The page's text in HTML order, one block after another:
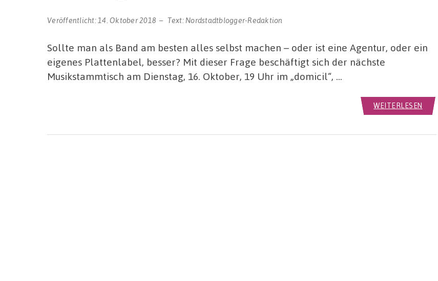
Veröffentlicht: 14. Oktober 2018 Text: Nordstadtblogger-Redaktion
Sollte man als Band am besten alles selbst machen – oder ist eine Agentur, oder ein
eigenes Plattenlabel, besser? Mit dieser Frage beschäftigt sich der nächste
Musikstammtisch am Dienstag, 16. Oktober, 19 Uhr im „domicil“, …
WEITERLESEN